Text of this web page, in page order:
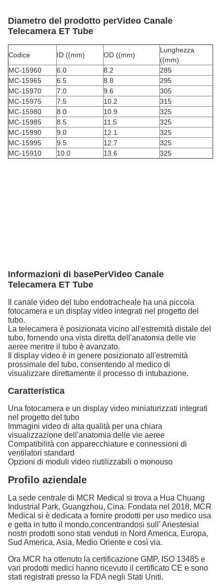
Diametro del prodotto perVideo Canale
Telecamera ET Tube
Codice ID ((mm) OD ((mm)
Lunghezza
((mm)
MC-15960
6.0 8.2
285
MC-15965
6.5 8.8
295
MC-15970
7.0 9.6
305
MC-15975
7.5 10.2
315
MC-15980
8.0 10.9
325
MC-15985
8.5 11.5
325
MC-15990
9.0 12.1
325
MC-15995
9.5 12.7
325
MC-15910
10.0 13.6 325
Informazioni di basePerVideo Canale
Telecamera ET Tube
Il canale video del tubo endotracheale ha una piccola
fotocamera e un display video integrati nel progetto del
tubo.
La telecamera è posizionata vicino all'estremità distale del
tubo, fornendo una vista diretta dell'anatomia delle vie
aeree mentre il tubo è avanzato.
Il display video è in genere posizionato all'estremità
prossimale del tubo, consentendo al medico di
visualizzare direttamente il processo di intubazione.
Caratteristica
Una fotocamera e un display video miniaturizzati integrati
nel progetto del tubo
Immagini video di alta qualità per una chiara
visualizzazione dell'anatomia delle vie aeree
Compatibilità con apparecchiature e connessioni di
ventilatori standard
Opzioni di moduli video riutilizzabili o monouso
Profilo aziendale
La sede centrale di MCR Medical si trova a Hua Chuang
Industrial Park, Guangzhou, Cina. Fondata nel 2018, MCR
Medical si è dedicata a fornire prodotti per uso medico usa
e getta in tutto il mondo,concentrandosi sull' AnestesiaI
nostri prodotti sono stati venduti in Nord America, Europa,
Sud America, Asia, Medio Oriente e così via.
Ora MCR ha ottenuto la certificazione GMP, ISO 13485 e
vari prodotti medici hanno ricevuto il certificato CE e sono
stati registrati presso la FDA negli Stati Uniti.